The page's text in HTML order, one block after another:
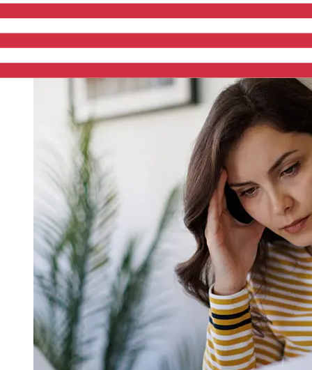
entrega. Comprueba los tiempos límite de Ahli Bank